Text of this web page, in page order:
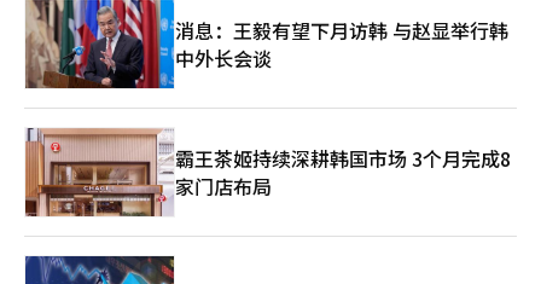
在当天发布的企业价值提升计划中，提出到2028年营业利润目标
为3800亿韩元，并决定扩大GS25的生鲜强化店和差异化自有品牌
（PB）。同时，将整理低效门店和资产，提高门店的生产力和资
本效率。 业内人士表示：“高油价补贴和酷暑等短期因素也对业
绩产生了影响，但现有门店的销售大幅增长值得关注。”并指
出：“便利店市场已进入饱和阶段，未来将更加注重提高店均盈利
能力，而非开店。”※ 本报道经人工智能（AI）系统翻译与编辑。
消息：王毅有望下月访韩 与赵显举行韩
中外长会谈
霸王茶姬持续深耕韩国市场 3个月完成8
家门店布局